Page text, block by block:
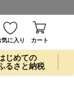
気に入り カート
じめての
るさと納税